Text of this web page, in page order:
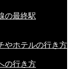
の最終駅
やホテルの行き方
の行き方